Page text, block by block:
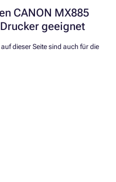
CANON MX885
geeignet
dieser Seite sind auch für die